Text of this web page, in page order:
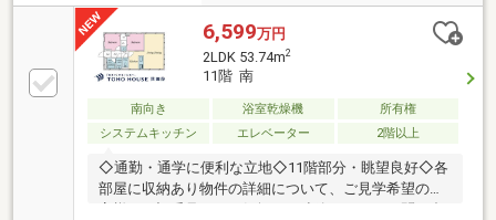
6,599万円
2LDK 53.74m2
11階 南
南向き 浴室乾燥機
所有権
システムキッチン
エレベーター 2階以上
◇通勤・通学に便利な立地◇11階部分・眺望良好◇各
部屋に収納あり物件の詳細について、ご見学希望のお
客様は下記番号までお気軽にご連絡下さい。お問い合